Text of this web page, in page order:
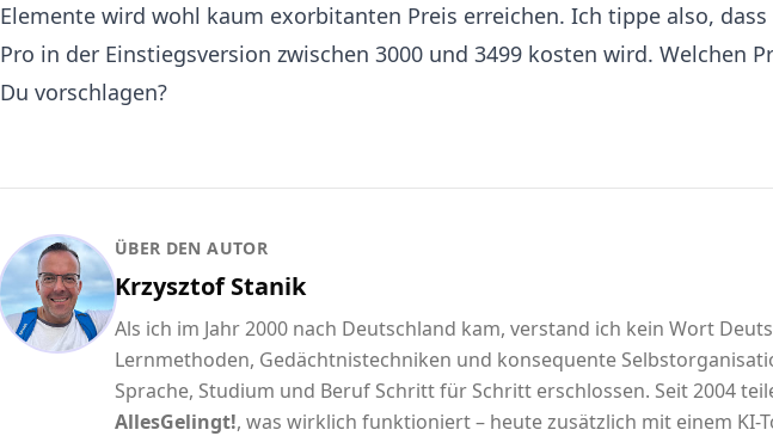
Elemente wird wohl kaum exorbitanten Preis erreichen. Ich tippe also, dass
Pro in der Einstiegsversion zwischen 3000 und 3499 kosten wird. Welchen
Du vorschlagen?
ÜBER DEN AUTOR
Krzysztof Stanik
Als ich im Jahr 2000 nach Deutschland kam, verstand ich kein Wort
Lernmethoden, Gedächtnistechniken und konsequente
Sprache, Studium und Beruf Schritt für Schritt erschlossen. Seit 2004
AllesGelingt!, was wirklich funktioniert – heute zusätzlich mit einem KI-